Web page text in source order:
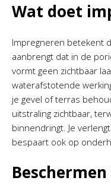
Wat doet
Impregneren betekent
aanbrengt dat in de
vormt geen zichtbaar
waterafstotende
je gevel of terras
uitstraling zichtbaar,
binnendringt. Je
bespaart ook op